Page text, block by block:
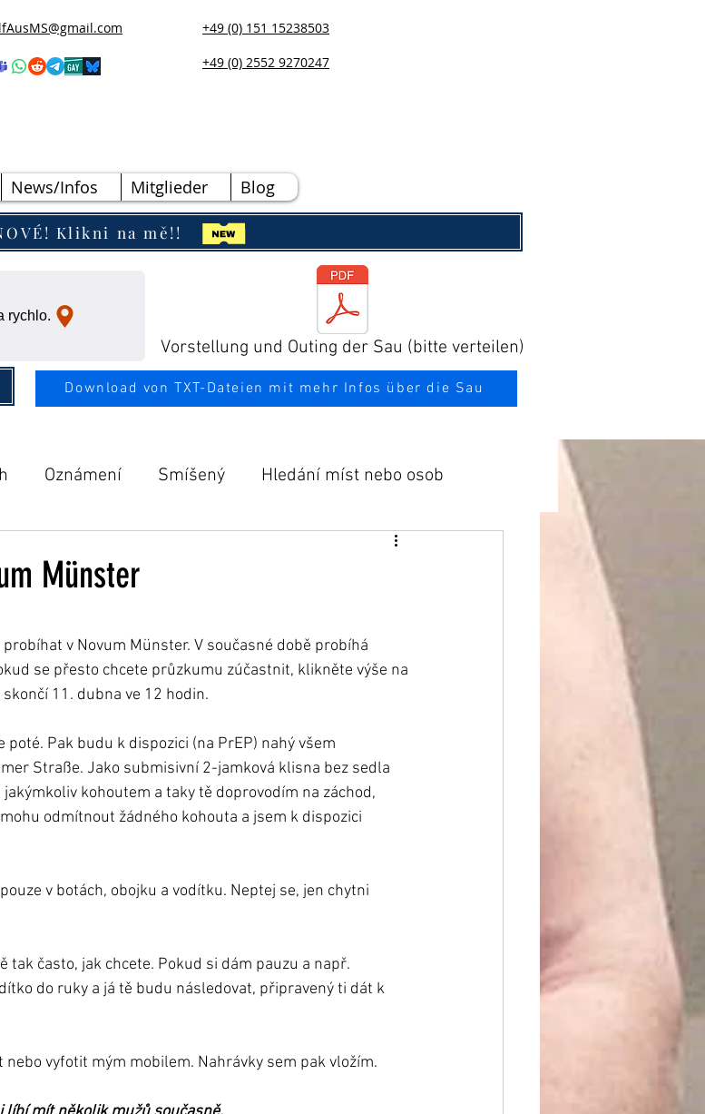
+49 (0) 151 15238503
+49 (0) 2552 9270247
News/Infos Mitglieder Blog
Klikni na mě!!
rychlo.
Vorstellung und Outing der Sau (bitte verteilen)
Download von TXT-Dateien mit mehr Infos über die Sau
Oznámení Smíšený Hledání míst nebo osob
Münster
v Novum Münster. V současné době probíhá
se přesto chcete průzkumu zúčastnit, klikněte výše na
11. dubna ve 12 hodin.
Pak budu k dispozici (na PrEP) nahý všem
Straße. Jako submisivní 2-jamková klisna bez sedla
kohoutem a taky tě doprovodím na záchod,
odmítnout žádného kohouta a jsem k dispozici
v botách, obojku a vodítku. Neptej se, jen chytni
tak často, jak chcete. Pokud si dám pauzu a např.
do ruky a já tě budu následovat, připravený ti dát k
vyfotit mým mobilem. Nahrávky sem pak vložím.